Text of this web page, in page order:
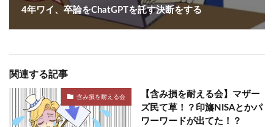
4年ワイ、卒論をChatGPTを託す決断をする
関連する記事
含み損を耐える会
【含み損を耐える会】マザー
ズ民て草！？印旛NISAとかパ
ワーワードが出てた！？